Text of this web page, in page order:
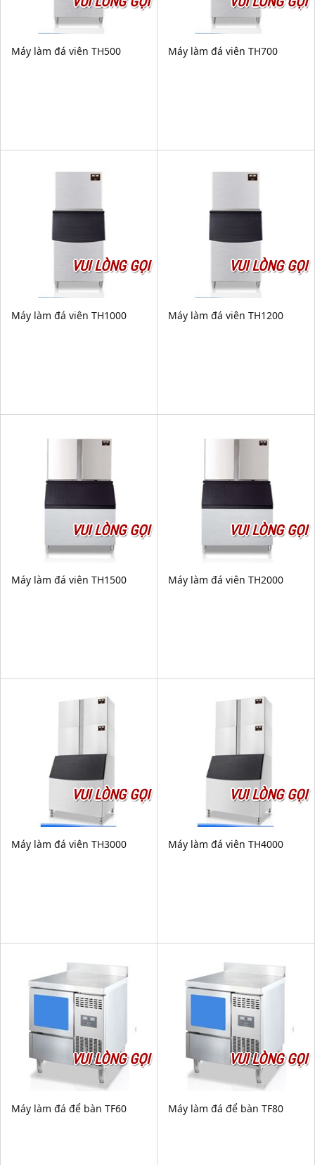
Máy làm đá viên TH500 Máy làm đá viên TH700
VUI LÒNG GỌI
Máy làm đá viên TH1000
VUI LÒNG GỌI
Máy làm đá viên TH1200
VUI LÒNG GỌI
Máy làm đá viên TH1500
VUI LÒNG GỌI
Máy làm đá viên TH2000
VUI LÒNG GỌI
Máy làm đá viên TH3000
VUI LÒNG GỌI
Máy làm đá viên TH4000
VUI LÒNG GỌI
Máy làm đá để bàn TF60
VUI LÒNG GỌI
Máy làm đá để bàn TF80